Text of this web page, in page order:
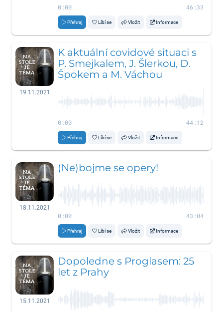
0:00 46:33
Přehraj Líbí se Vložit Informace
19.11.2021
K aktuální covidové situaci s
P. Smejkalem, J. Šlerkou, D.
Špokem a M. Váchou
0:00 44:12
Přehraj Líbí se Vložit Informace
18.11.2021
(Ne)bojme se opery!
0:00 43:04
Přehraj Líbí se Vložit Informace
15.11.2021
Dopoledne s Proglasem: 25
let z Prahy